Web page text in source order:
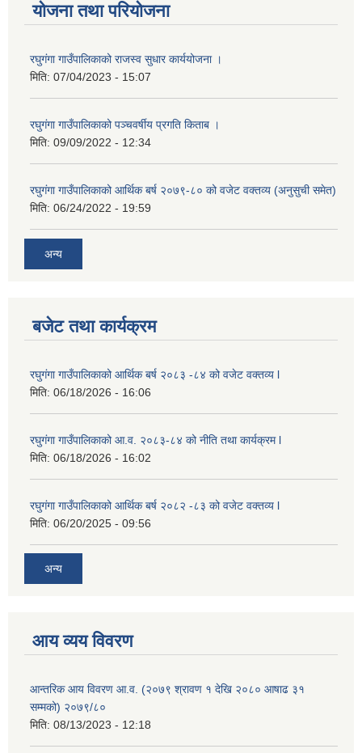
योजना तथा परियोजना
रघुगंगा गाउँपालिकाको राजस्व सुधार कार्ययोजना ।
मिति: 07/04/2023 - 15:07
रघुगंगा गाउँपालिकाको पञ्चवर्षीय प्रगति किताब ।
मिति: 09/09/2022 - 12:34
रघुगंगा गाउँपालिकाको आर्थिक बर्ष २०७९-८० को वजेट वक्तव्य (अनुसुची समेत)
मिति: 06/24/2022 - 19:59
अन्य
बजेट तथा कार्यक्रम
रघुगंगा गाउँपालिकाको आर्थिक बर्ष २०८३ -८४ को वजेट वक्तव्य l
मिति: 06/18/2026 - 16:06
रघुगंगा गाउँपालिकाको आ.व. २०८३-८४ को नीति तथा कार्यक्रम l
मिति: 06/18/2026 - 16:02
रघुगंगा गाउँपालिकाको आर्थिक बर्ष २०८२ -८३ को वजेट वक्तव्य l
मिति: 06/20/2025 - 09:56
अन्य
आय व्यय विवरण
आन्तरिक आय विवरण आ.व. (२०७९ श्रावण १ देखि २०८० आषाढ ३१
सम्मको) २०७९/८०
मिति: 08/13/2023 - 12:18